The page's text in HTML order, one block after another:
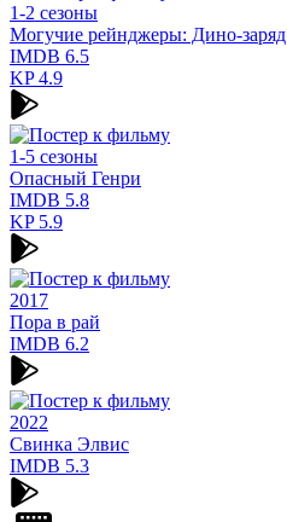
1-2 сезоны
Могучие рейнджеры: Дино-заряд
IMDB 6.5
KP4.9
1-5 сезоны
Опасный Генри
IMDB 5.8
KP5.9
2017
Пора в рай
IMDB 6.2
2022
Свинка Элвис
IMDB 5.3